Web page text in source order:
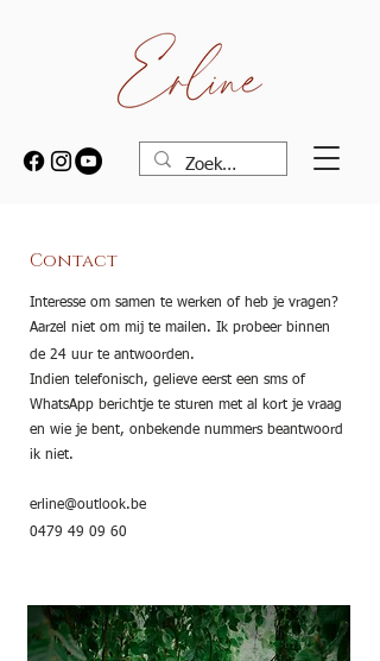
Contact
Interesse om samen te werken of heb je vragen?
Aarzel niet om mij te mailen. Ik probeer binnen
de 24 uur te antwoorden.
Indien telefonisch, gelieve eerst een sms of
WhatsApp berichtje te sturen met al kort je vraag
en wie je bent, onbekende nummers beantwoord
ik niet.
erline@outlook.be
0479 49 09 60